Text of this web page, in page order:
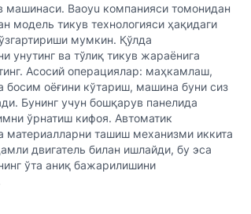
машинаси. Baoyu компанияси томонидан
модель тикув технологияси ҳақидаги
мумкин. Қўлда
унутинг ва тўлиқ тикув жараёнига
Асосий операциялар: маҳкамлаш,
босим оёғини кўтариш, машина буни сиз
Бунинг учун бошқарув панелида
ўрнатиш кифоя. Автоматик
материалларни ташиш механизми иккита
двигатель билан ишлайди, бу эса
ўта аниқ бажарилишини